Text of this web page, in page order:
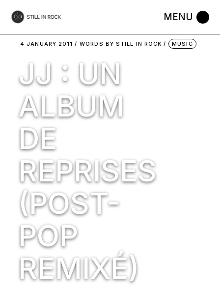
the
4 JANUARY 2011 WORDS BYSTILL IN ROCK MUSIC
JJ : UN
ALBUM
DE
REPRISES
(POST-
POP
REMIXÉ)